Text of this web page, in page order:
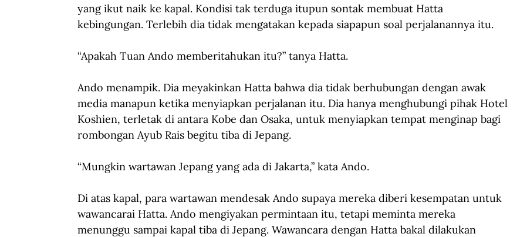
yang ikut naik ke kapal. Kondisi tak terduga itupun sontak membuat Hatta
kebingungan. Terlebih dia tidak mengatakan kepada siapapun soal perjalanannya itu.
“Apakah Tuan Ando memberitahukan itu?” tanya Hatta.
Ando menampik. Dia meyakinkan Hatta bahwa dia tidak berhubungan dengan awak
media manapun ketika menyiapkan perjalanan itu. Dia hanya menghubungi pihak Hotel
Koshien, terletak di antara Kobe dan Osaka, untuk menyiapkan tempat menginap bagi
rombongan Ayub Rais begitu tiba di Jepang.
“Mungkin wartawan Jepang yang ada di Jakarta,” kata Ando.
Di atas kapal, para wartawan mendesak Ando supaya mereka diberi kesempatan untuk
wawancarai Hatta. Ando mengiyakan permintaan itu, tetapi meminta mereka
menunggu sampai kapal tiba di Jepang. Wawancara dengan Hatta bakal dilakukan